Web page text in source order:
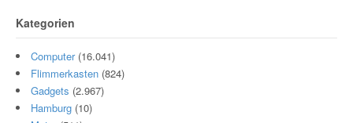
Kategorien
Computer(16.041)
Flimmerkasten (824)
Gadgets (2.967)
Hamburg (10)